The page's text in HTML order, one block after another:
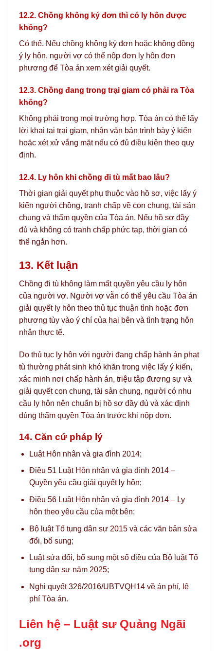
12.2. Chồng không ký đơn thì có ly hôn được
không?
Có thể. Nếu chồng không ký đơn hoặc không đồng
ý ly hôn, người vợ có thể nộp đơn ly hôn đơn
phương để Tòa án xem xét giải quyết.
12.3. Chồng đang trong trại giam có phải ra Tòa
không?
Không phải trong mọi trường hợp. Tòa án có thể lấy
lời khai tại trại giam, nhận văn bản trình bày ý kiến
hoặc xét xử vắng mặt nếu có đủ điều kiện theo quy
định.
12.4. Ly hôn khi chồng đi tù mất bao lâu?
Thời gian giải quyết phụ thuộc vào hồ sơ, việc lấy ý
kiến người chồng, tranh chấp về con chung, tài sản
chung và thẩm quyền của Tòa án. Nếu hồ sơ đầy
đủ và không có tranh chấp phức tạp, thời gian có
thể ngắn hơn.
13. Kết luận
Chồng đi tù không làm mất quyền yêu cầu ly hôn
của người vợ. Người vợ vẫn có thể yêu cầu Tòa án
giải quyết ly hôn theo thủ tục thuận tình hoặc đơn
phương tùy vào ý chí của hai bên và tình trạng hôn
nhân thực tế.
Do thủ tục ly hôn với người đang chấp hành án phạt
tù thường phát sinh khó khăn trong việc lấy ý kiến,
xác minh nơi chấp hành án, triệu tập đương sự và
giải quyết con chung, tài sản chung, người có nhu
cầu ly hôn nên chuẩn bị hồ sơ đầy đủ và xác định
đúng thẩm quyền Tòa án trước khi nộp đơn.
14. Căn cứ pháp lý
Luật Hôn nhân và gia đình 2014;
Điều 51 Luật Hôn nhân và gia đình 2014 –
Quyền yêu cầu giải quyết ly hôn;
Điều 56 Luật Hôn nhân và gia đình 2014 – Ly
hôn theo yêu cầu của một bên;
Bộ luật Tố tụng dân sự 2015 và các văn bản sửa
đổi, bổ sung;
Luật sửa đổi, bổ sung một số điều của Bộ luật Tố
tụng dân sự năm 2025;
Nghị quyết 326/2016/UBTVQH14 về án phí, lệ
phí Tòa án.
Liên hệ – Luật sư Quảng Ngãi
.org